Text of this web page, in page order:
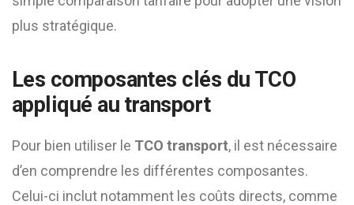
plus stratégique.
Les composantes clés du TCO
appliqué au transport
Pour bien utiliser le TCO transport, il est nécessaire
d’en comprendre les différentes composantes.
Celui-ci inclut notamment les coûts directs, comme